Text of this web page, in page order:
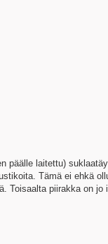
päälle laitettu)
Tämä ei ehkä
Toisaalta piirakka on jo